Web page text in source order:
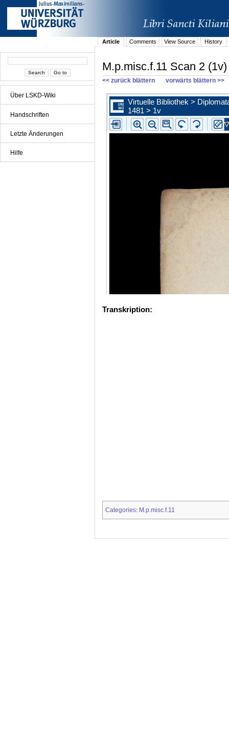
Über LSKD-Wiki
Handschriften
Letzte Änderungen
Hilfe
Article Comments View Source History
M.p.misc.f.11 Scan 2 (1v)
<< zurück blättern vorwärts blättern >>
Transkription:
Categories: M.p.misc.f.11